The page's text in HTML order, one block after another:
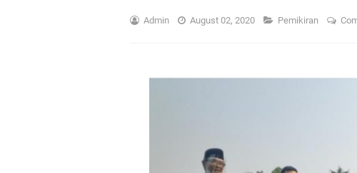
Admin August 02, 2020 Pemikiran